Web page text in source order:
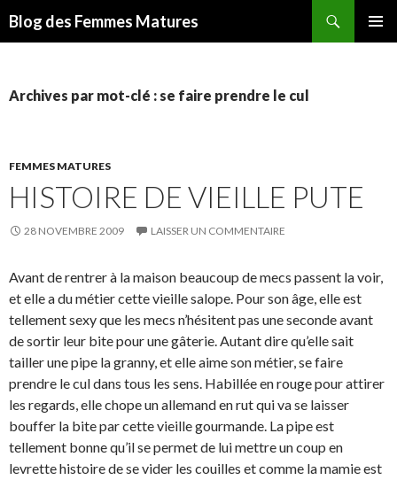
Blog des Femmes Matures
Archives par mot-clé : se faire prendre le cul
FEMMES MATURES
HISTOIRE DE VIEILLE PUTE
28 NOVEMBRE 2009 LAISSER UN COMMENTAIRE
Avant de rentrer à la maison beaucoup de mecs passent la voir,
et elle a du métier cette vieille salope. Pour son âge, elle est
tellement sexy que les mecs n’hésitent pas une seconde avant
de sortir leur bite pour une gâterie. Autant dire qu’elle sait
tailler une pipe la granny, et elle aime son métier, se faire
prendre le cul dans tous les sens. Habillée en rouge pour attirer
les regards, elle chope un allemand en rut qui va se laisser
bouffer la bite par cette vieille gourmande. La pipe est
tellement bonne qu’il se permet de lui mettre un coup en
levrette histoire de se vider les couilles et comme la mamie est